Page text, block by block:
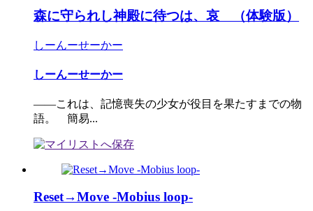
森に守られし神殿に待つは、哀 （体験版）
しーんーせーかー
しーんーせーかー
――これは、記憶喪失の少女が役目を果たすまでの物
語。 簡易...
Reset→Move -Mobius loop-